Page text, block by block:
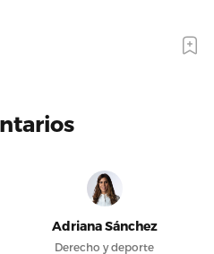
Adriana Sánchez
Derecho y deporte